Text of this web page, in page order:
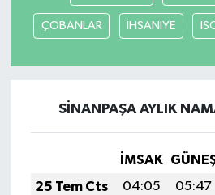
ÇOBANLAR İHSANİYE
SİNANPAŞA AYLIK
İMSAK
25 Tem Cts
04:05 05:47